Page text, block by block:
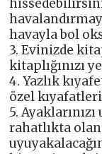
havayla bol
3. Evinizde
kitaplığınızı
4. Yazlık
özel
5.
rahatlıkta